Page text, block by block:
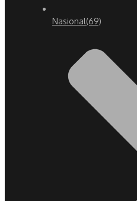
Nasional(69)